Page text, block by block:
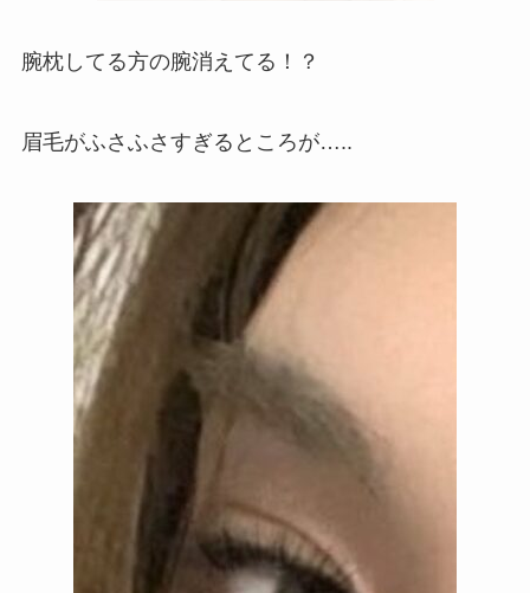
腕枕してる方の腕消えてる！？
眉毛がふさふさすぎるところが…..